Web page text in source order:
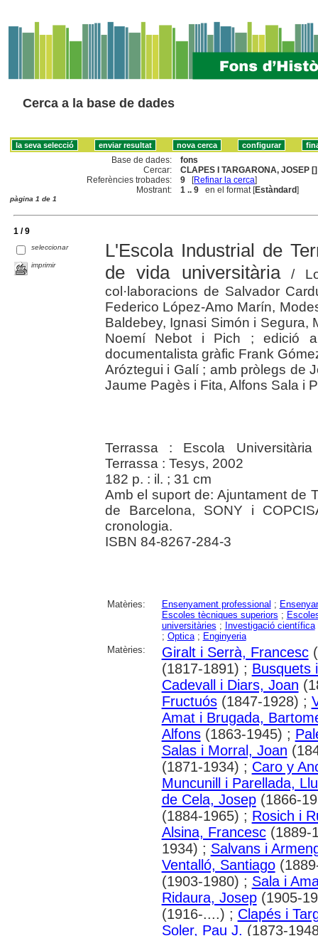
Cerca a la base de dades
Base de dades:
fons
Cercar:
CLAPES I TARGARONA, JOSEP []
Referències trobades:
9 [Refinar la cerca]
Mostrant:
1 .. 9 en el format [Estàndard]
pàgina 1 de 1
1 / 9
seleccionar
imprimir
L'Escola Industrial de
de vida universitària/
col·laboracions de Salvador
Federico López-Amo Marín,
Baldebey, Ignasi Simón i Segura,
Noemí Nebot i Pich ; edició
documentalista gràfic Frank
Aróztegui i Galí ; amb pròlegs de
Jaume Pagès i Fita, Alfons Sala i
Terrassa : Escola
Terrassa : Tesys, 2002
182 p. : il. ; 31 cm
Amb el suport de: Ajuntament de
de Barcelona, SONY i
cronologia.
ISBN 84-8267-284-3
Matèries: Ensenyament professional ;
Escoles tècniques superiors ;
universitàries ; Investigació científica
; Optica; Enginyeria
Matèries:
Giralt i Serrà, Francesc
(1817-1891) ; Busquets
Cadevall i Diars, Joan
Fructuós(1847-1928) ;
Amat i Brugada,
Alfons(1863-1945) ;
Salas i Morral, Joan
(1871-1934) ; Caro y
Muncunill i Parellada,
de Cela, Josep(1866-
(1884-1965) ; Rosich i
Alsina, Francesc(1889-
1934) ; Salvans i
Ventalló, Santiago
(1903-1980) ; Sala i
Ridaura, Josep(1905-
(1916-....) ; Clapés i
Soler, Pau J. (1873-